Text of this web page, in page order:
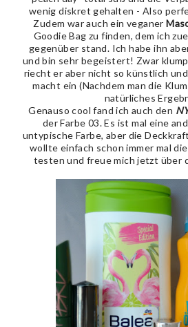
wenig diskret gehalten - Also
Zudem war auch ein veganer
Goodie Bag zu finden, dem ich
gegenüber stand. Ich habe ihn
und bin sehr begeistert! Zwar
riecht er aber nicht so künstlich
macht ein (Nachdem man die
natürliches
Genauso cool fand ich auch den
der Farbe 03. Es ist mal eine
untypische Farbe, aber die
wollte einfach schon immer mal
testen und freue mich jetzt über